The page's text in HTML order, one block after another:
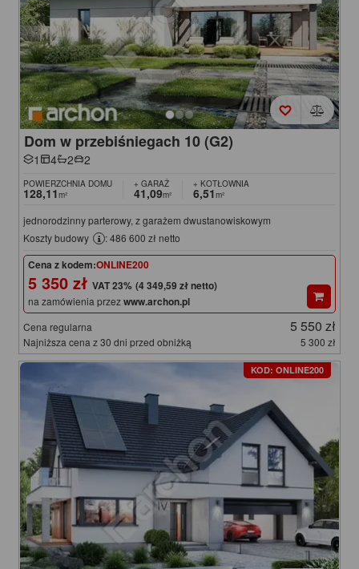
Dom w przebiśniegach 10 (G2)
1 4 2 2
POWIERZCHNIA DOMU
128,11m²
+ GARAŻ
41,09m²
+ KOTŁOWNIA
6,51m²
jednorodzinny parterowy, z garażem dwustanowiskowym
Koszty budowy
: 486 600 zł netto
Cena z kodem:ONLINE200
5 350 zł (4 349,59 zł netto)
na zamówienia przezwww.archon.pl
Cena regularna 5 550 zł
Najniższa cena z 30 dni przed obniżką 5 300 zł
KOD: ONLINE200